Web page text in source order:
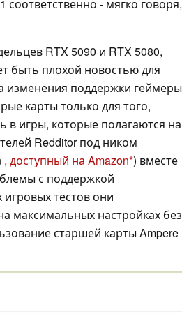
- мягко говоря,
RTX 5090 и RTX 5080,
быть плохой новостью для
изменения поддержки геймеры
карты только для того,
в игры, которые полагаются на
Redditor под ником
, доступный на Amazon ) вместе
с поддержкой
тестов они
максимальных настройках без
старшей карты Ampere